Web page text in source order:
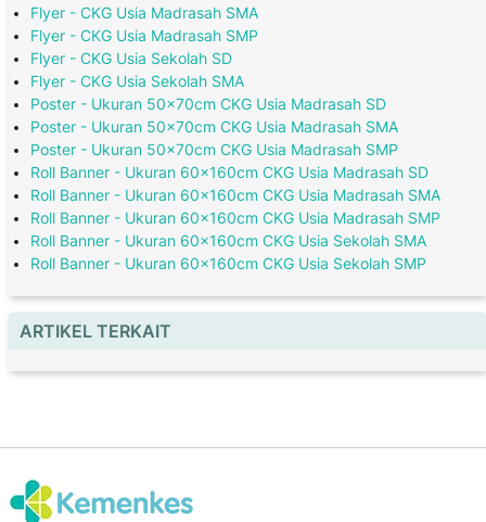
Flyer - CKG Usia Madrasah SMA
Flyer - CKG Usia Madrasah SMP
Flyer - CKG Usia Sekolah SD
Flyer - CKG Usia Sekolah SMA
Poster - Ukuran 50x70cm CKG Usia Madrasah SD
Poster - Ukuran 50x70cm CKG Usia Madrasah SMA
Poster - Ukuran 50x70cm CKG Usia Madrasah SMP
Roll Banner - Ukuran 60x160cm CKG Usia Madrasah SD
Roll Banner - Ukuran 60x160cm CKG Usia Madrasah SMA
Roll Banner - Ukuran 60x160cm CKG Usia Madrasah SMP
Roll Banner - Ukuran 60x160cm CKG Usia Sekolah SMA
Roll Banner - Ukuran 60x160cm CKG Usia Sekolah SMP
ARTIKEL TERKAIT